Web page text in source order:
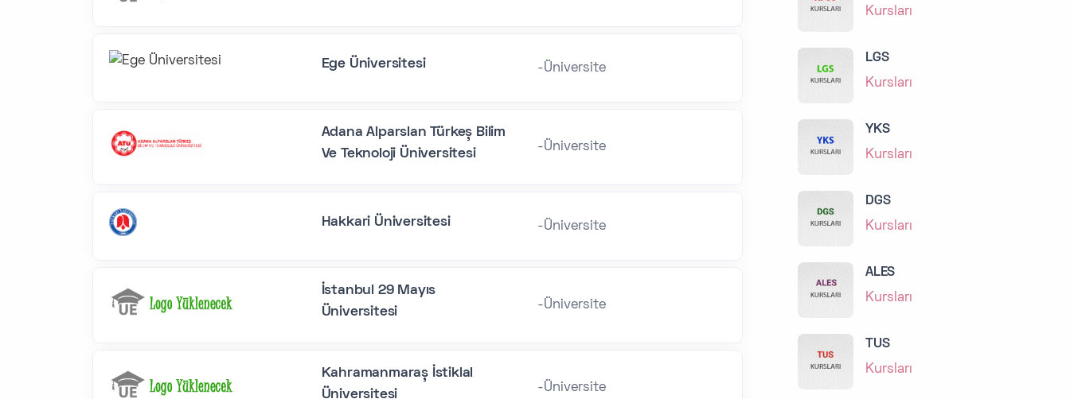
Ege Üniversitesi -Üniversite
Adana Alparslan Türkeş Bilim
Ve Teknoloji Üniversitesi
-Üniversite
Hakkari Üniversitesi -Üniversite
İstanbul 29 Mayıs
Üniversitesi
-Üniversite
Kahramanmaraş İstiklal
Üniversitesi
-Üniversite
Kursları
LGS
Kursları
YKS
Kursları
DGS
Kursları
ALES
Kursları
TUS
Kursları